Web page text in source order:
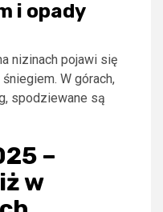
i opady
nizinach pojawi się
W górach,
spodziewane są
–
w